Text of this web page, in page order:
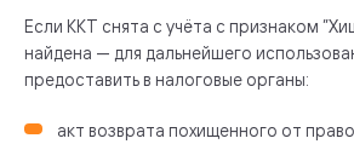
Если ККТ снята с учёта с признаком
найдена — для дальнейшего
предоставить в налоговые органы:
акт возврата похищенного от